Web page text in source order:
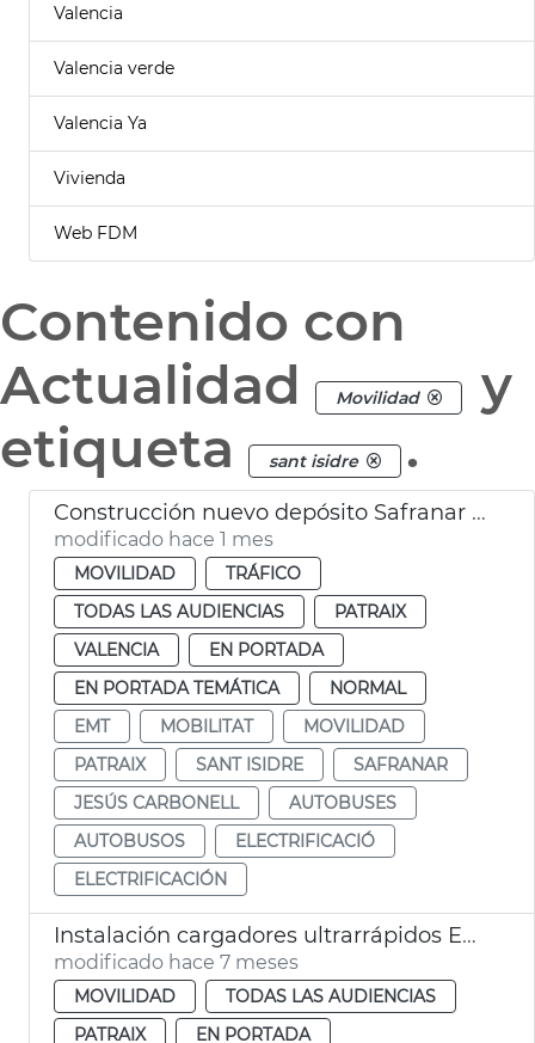
Valencia
Valencia verde
Valencia Ya
Vivienda
Web FDM
Contenido con
Actualidad
Movilidad
y
etiqueta
sant isidre .
Construcción nuevo depósito Safranar EMT València
modificado hace 1 mes
MOVILIDAD
TRÁFICO
TODAS LAS AUDIENCIAS
PATRAIX
VALENCIA
EN PORTADA
EN PORTADA TEMÁTICA
NORMAL
EMT
MOBILITAT
MOVILIDAD
PATRAIX
SANT ISIDRE
SAFRANAR
JESÚS CARBONELL
AUTOBUSES
AUTOBUSOS
ELECTRIFICACIÓ
ELECTRIFICACIÓN
Instalación cargadores ultrarrápidos EMT San Isidro València
modificado hace 7 meses
MOVILIDAD
TODAS LAS AUDIENCIAS
PATRAIX
EN PORTADA